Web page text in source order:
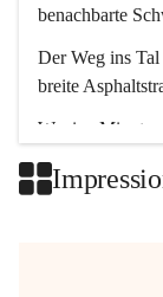
benachbarte
Der Weg ins
breite
Wenige Minuten